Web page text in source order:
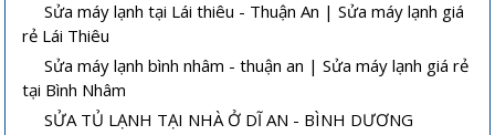
Sửa máy lạnh tại Lái thiêu - Thuận An | Sửa máy lạnh giá
rẻ Lái Thiêu
Sửa máy lạnh bình nhâm - thuận an | Sửa máy lạnh giá rẻ
tại Bình Nhâm
SỬA TỦ LẠNH TẠI NHÀ Ở DĨ AN - BÌNH DƯƠNG